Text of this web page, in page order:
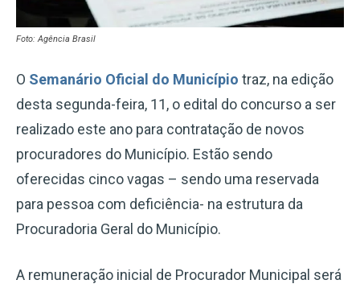
Foto: Agência Brasil
O Semanário Oficial do Município traz, na edição
desta segunda-feira, 11, o edital do concurso a ser
realizado este ano para contratação de novos
procuradores do Município. Estão sendo
oferecidas cinco vagas – sendo uma reservada
para pessoa com deficiência- na estrutura da
Procuradoria Geral do Município.
A remuneração inicial de Procurador Municipal será